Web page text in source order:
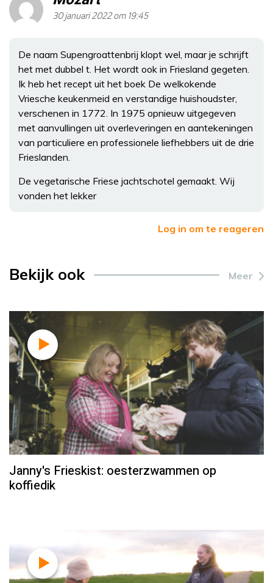
30 januari 2022 om 19:45
De naam Supengroattenbrij klopt wel, maar je schrijft
het met dubbel t. Het wordt ook in Friesland gegeten.
Ik heb het recept uit het boek De welkokende
Vriesche keukenmeid en verstandige huishoudster,
verschenen in 1772. In 1975 opnieuw uitgegeven
met aanvullingen uit overleveringen en aantekeningen
van particuliere en professionele liefhebbers uit de drie
Frieslanden.
De vegetarische Friese jachtschotel gemaakt. Wij
vonden het lekker
Log in om te reageren
Bekijk ook Meer
Janny's Frieskist: oesterzwammen op
koffiedik